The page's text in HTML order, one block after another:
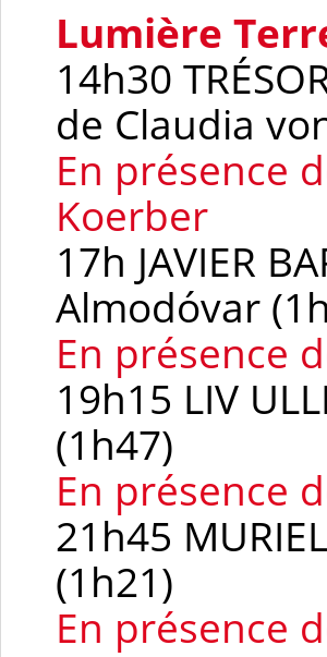
Lumière
14h30
de Claudia
En présence
Koerber
17h JAVIER
Almodóvar
En présence
19h15 LIV
(1h47)
En présence
21h45
(1h21)
En présence